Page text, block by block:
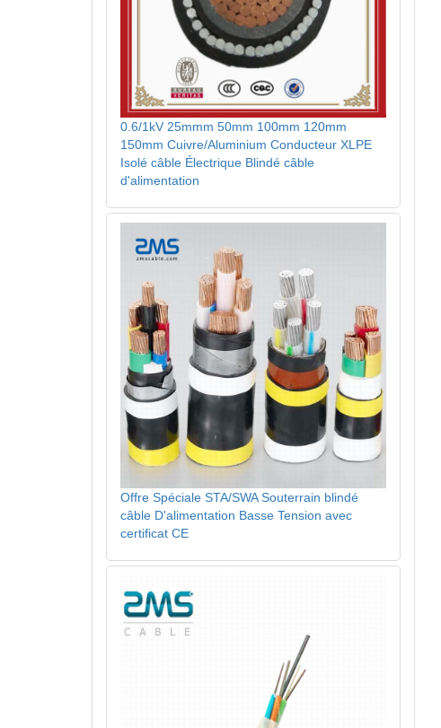
0.6/1kV 25mmm 50mm 100mm 120mm
150mm Cuivre/Aluminium Conducteur XLPE
Isolé câble Électrique Blindé câble
d'alimentation
Offre Spéciale STA/SWA Souterrain blindé
câble D'alimentation Basse Tension avec
certificat CE